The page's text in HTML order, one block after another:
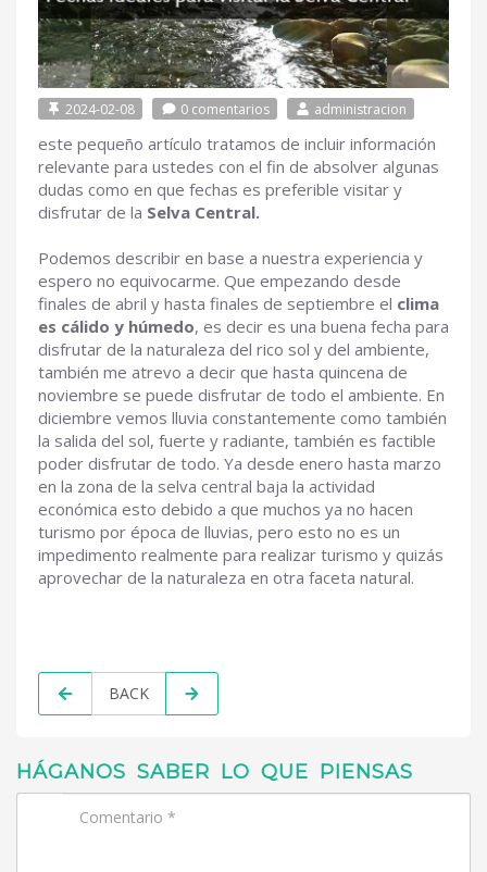
2024-02-08 0 comentarios administracion
este pequeño artículo tratamos de incluir información
relevante para ustedes con el fin de absolver algunas
dudas como en que fechas es preferible visitar y
disfrutar de la Selva Central.
Podemos describir en base a nuestra experiencia y
espero no equivocarme. Que empezando desde
finales de abril y hasta finales de septiembre el clima
es cálido y húmedo, es decir es una buena fecha para
disfrutar de la naturaleza del rico sol y del ambiente,
también me atrevo a decir que hasta quincena de
noviembre se puede disfrutar de todo el ambiente. En
diciembre vemos lluvia constantemente como también
la salida del sol, fuerte y radiante, también es factible
poder disfrutar de todo. Ya desde enero hasta marzo
en la zona de la selva central baja la actividad
económica esto debido a que muchos ya no hacen
turismo por época de lluvias, pero esto no es un
impedimento realmente para realizar turismo y quizás
aprovechar de la naturaleza en otra faceta natural.
BACK
HÁGANOS SABER LO QUE PIENSAS